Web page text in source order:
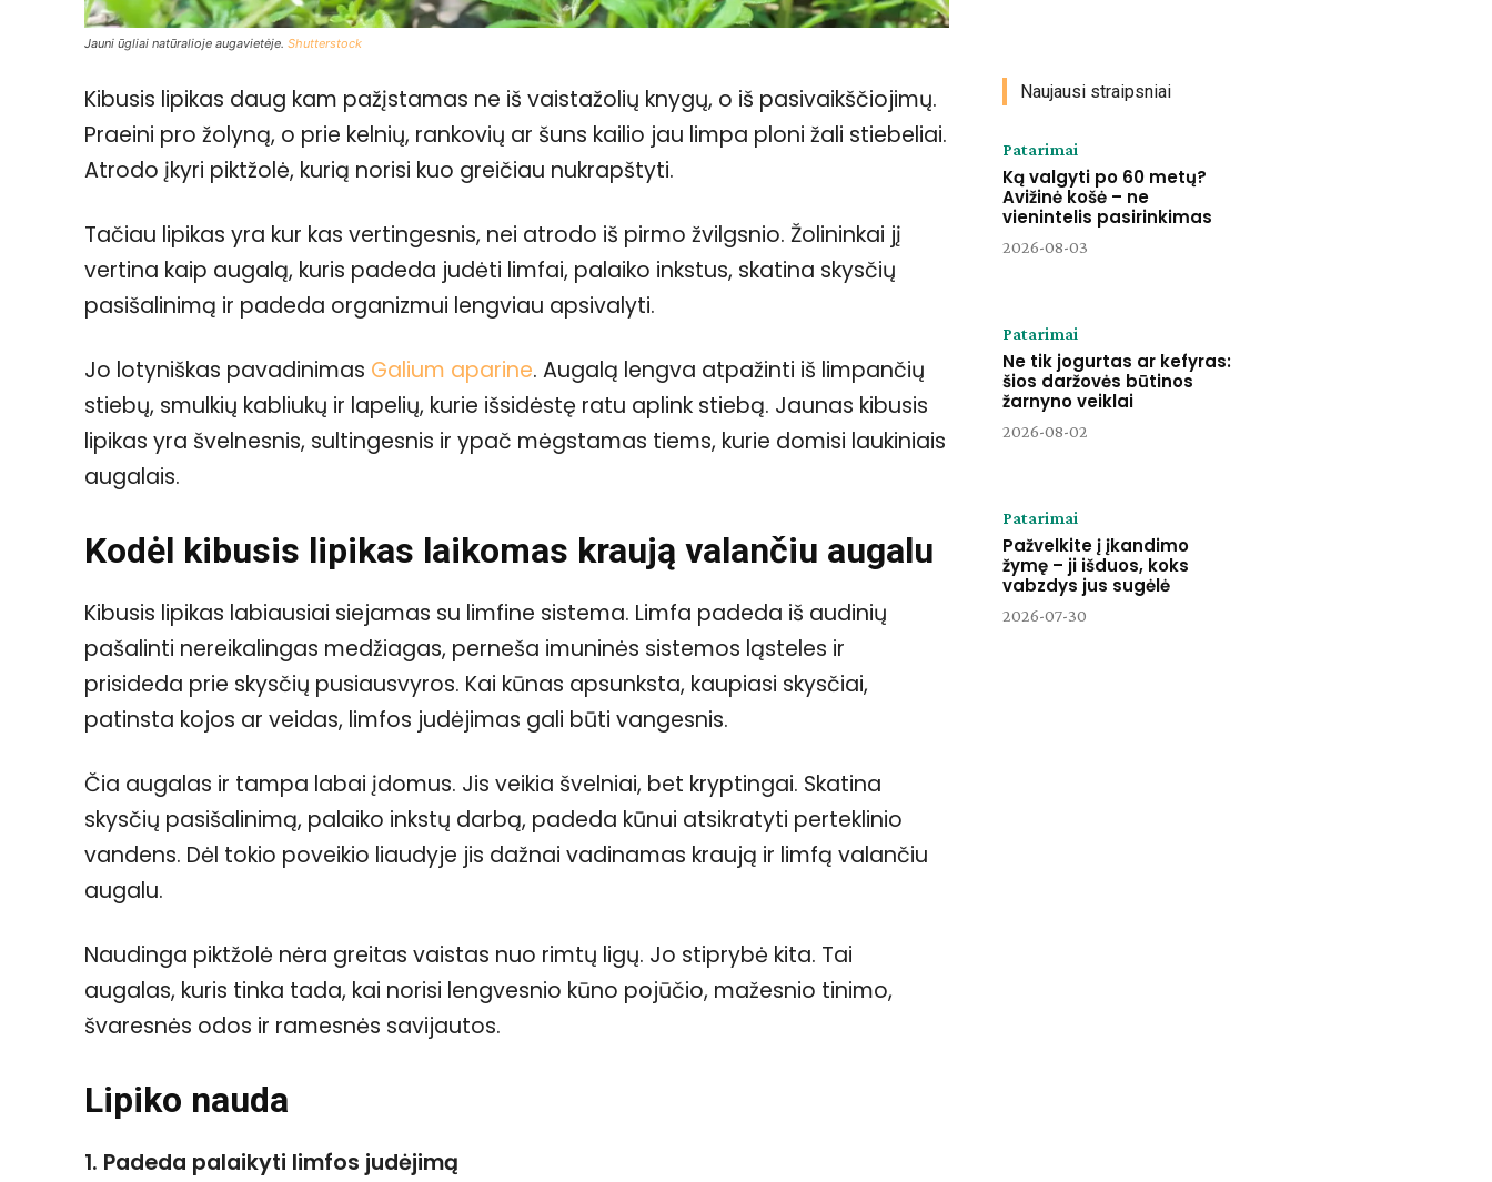
Jauni ūgliai natūralioje augavietėje. Shutterstock
Kibusis lipikas daug kam pažįstamas ne iš vaistažolių knygų, o iš pasivaikščiojimų.
Praeini pro žolyną, o prie kelnių, rankovių ar šuns kailio jau limpa ploni žali stiebeliai.
Atrodo įkyri piktžolė, kurią norisi kuo greičiau nukrapštyti.
Tačiau lipikas yra kur kas vertingesnis, nei atrodo iš pirmo žvilgsnio. Žolininkai jį
vertina kaip augalą, kuris padeda judėti limfai, palaiko inkstus, skatina skysčių
pasišalinimą ir padeda organizmui lengviau apsivalyti.
Jo lotyniškas pavadinimas Galium aparine. Augalą lengva atpažinti iš limpančių
stiebų, smulkių kabliukų ir lapelių, kurie išsidėstę ratu aplink stiebą. Jaunas kibusis
lipikas yra švelnesnis, sultingesnis ir ypač mėgstamas tiems, kurie domisi laukiniais
augalais.
Kodėl kibusis lipikas laikomas kraują valančiu augalu
Kibusis lipikas labiausiai siejamas su limfine sistema. Limfa padeda iš audinių
pašalinti nereikalingas medžiagas, perneša imuninės sistemos ląsteles ir
prisideda prie skysčių pusiausvyros. Kai kūnas apsunksta, kaupiasi skysčiai,
patinsta kojos ar veidas, limfos judėjimas gali būti vangesnis.
Čia augalas ir tampa labai įdomus. Jis veikia švelniai, bet kryptingai. Skatina
skysčių pasišalinimą, palaiko inkstų darbą, padeda kūnui atsikratyti perteklinio
vandens. Dėl tokio poveikio liaudyje jis dažnai vadinamas kraują ir limfą valančiu
augalu.
Naudinga piktžolė nėra greitas vaistas nuo rimtų ligų. Jo stiprybė kita. Tai
augalas, kuris tinka tada, kai norisi lengvesnio kūno pojūčio, mažesnio tinimo,
švaresnės odos ir ramesnės savijautos.
Lipiko nauda
1. Padeda palaikyti limfos judėjimą
Naujausi straipsniai
Patarimai
Ką valgyti po 60 metų?
Avižinė košė – ne
vienintelis pasirinkimas
2026-08-03
Patarimai
Ne tik jogurtas ar kefyras:
šios daržovės būtinos
žarnyno veiklai
2026-08-02
Patarimai
Pažvelkite į įkandimo
žymę – ji išduos, koks
vabzdys jus sugėlė
2026-07-30